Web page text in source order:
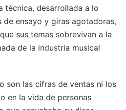
técnica, desarrollada a lo
de ensayo y giras agotadoras,
sus temas sobrevivan a la
de la industria musical
son las cifras de ventas ni los
en la vida de personas